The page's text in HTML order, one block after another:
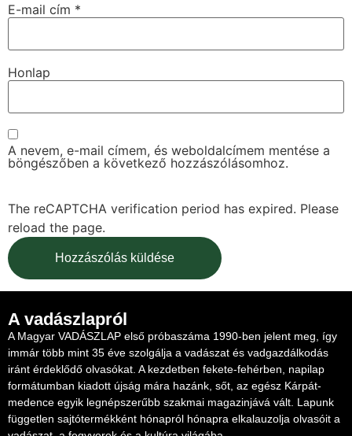
E-mail cím *
Honlap
A nevem, e-mail címem, és weboldalcímem mentése a
böngészőben a következő hozzászólásomhoz.
The reCAPTCHA verification period has expired. Please
reload the page.
A vadászlapról
A Magyar VADÁSZLAP első próbaszáma 1990-ben jelent meg, így
immár több mint 35 éve szolgálja a vadászat és vadgazdálkodás
iránt érdeklődő olvasókat. A kezdetben fekete-fehérben, napilap
formátumban kiadott újság mára hazánk, sőt, az egész Kárpát-
medence egyik legnépszerűbb szakmai magazinjává vált. Lapunk
független sajtótermékként hónapról hónapra elkalauzolja olvasóit a